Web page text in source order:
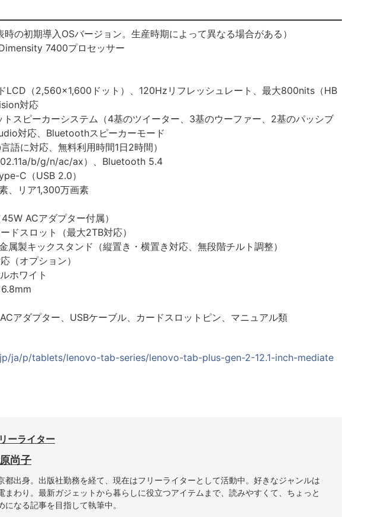
の初期導入OSバージョン。生産時期によって異なる場合がある）
7400プロセッサー
LCD（2,560×1,600ドット）、120Hzリフレッシュレート、最大800nits（HB
対応
スピーカーシステム（4基のツイーター、3基のウーファー、2基のパッシブ
対応、Bluetoothスピーカーモード
語に対応、無料利用時間1日2時間）
b/g/n/ac/ax）、Bluetooth 5.4
C（USB 2.0）
、リア1,300万画素
ACアダプター付属）
ドスロット（最大2TB対応）
属製キックスタンド（縦置き・横置き対応、無段階チルト調整）
（オプション）
ホワイト
アダプター、USBケーブル、カードスロットピン、マニュアル類
ja/p/tablets/lenovo-tab-series/lenovo-tab-plus-gen-2-12.1-inch-mediate
ーライター
尚子
都出身。出版社勤務を経て、現在はフリーライターとして活動中。好きなジャンルは
まわり。最新ガジェットから暮らしに役立つアイテムまで、読みやすくて、ちょっと
になる記事を目指して執筆中。